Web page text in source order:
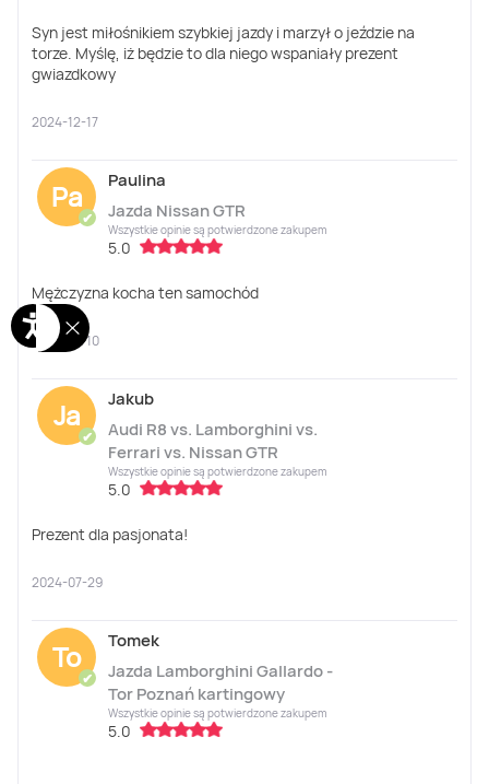
Syn jest miłośnikiem szybkiej jazdy i marzył o jeździe na
torze. Myślę, iż będzie to dla niego wspaniały prezent
gwiazdkowy
2024-12-17
Pa
✔
Paulina
Jazda Nissan GTR
Wszystkie opinie są potwierdzone zakupem
5.0
Mężczyzna kocha ten samochód
2024-12-10
Ja
✔
Jakub
Audi R8 vs. Lamborghini vs.
Ferrari vs. Nissan GTR
Wszystkie opinie są potwierdzone zakupem
5.0
Prezent dla pasjonata!
2024-07-29
To
✔
Tomek
Jazda Lamborghini Gallardo -
Tor Poznań kartingowy
Wszystkie opinie są potwierdzone zakupem
5.0